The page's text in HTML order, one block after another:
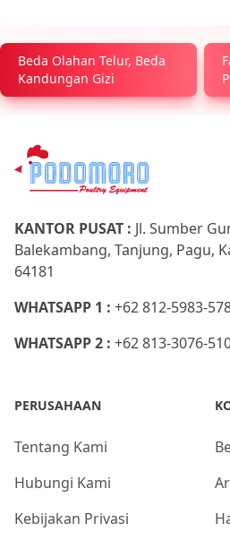
Beda Olahan Telur, Beda
Kandungan Gizi
KANTOR PUSAT : Jl. Sumber
Balekambang, Tanjung, Pagu,
64181
WHATSAPP 1 : +62 812-5983-
WHATSAPP 2 : +62 813-3076-
PERUSAHAAN
Tentang Kami
Hubungi Kami
Kebijakan Privasi